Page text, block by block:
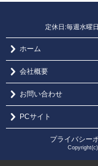
定休日:毎週水曜
ホーム
会社概要
お問い合わせ
PCサイト
プライバシー